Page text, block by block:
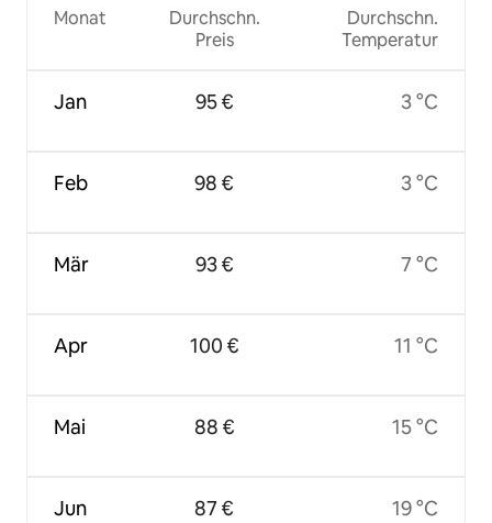
Monat
Jan
Feb
Mär
Apr
Mai
Jun
Durchschn.
Preis
95 €
98 €
93 €
100 €
88 €
87 €
Durchschn.
Temperatur
3 °C
3 °C
7 °C
11 °C
15 °C
19 °C